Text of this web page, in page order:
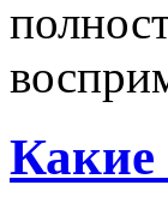
Какие